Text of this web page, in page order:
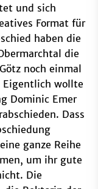
und sich
Format für
haben die
die
noch einmal
Eigentlich wollte
Dominic Emer
Dass
ganze Reihe
um ihr gute
Die